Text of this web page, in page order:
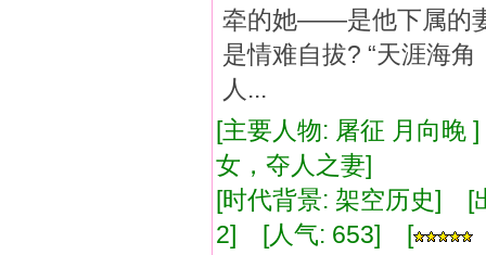
牵的她——是他下属的
是情难自拔? “天涯海
人...
[主要人物: 屠征 月向
女，夺人之妻]
[时代背景: 架空历史] [
2] [人气: 653] [